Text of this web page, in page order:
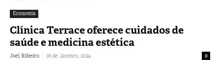
Economia
Clínica Terrace oferece cuidados de
saúde e medicina estética
Joel Ribeiro - 18 de Janeiro, 2024 0